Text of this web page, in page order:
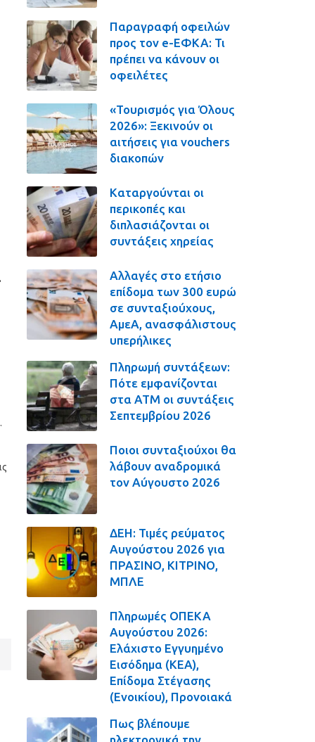
Παραγραφή οφειλών
προς τον e-ΕΦΚΑ: Τι
πρέπει να κάνουν οι
οφειλέτες
«Τουρισμός για Όλους
2026»: Ξεκινούν οι
αιτήσεις για vouchers
διακοπών
Καταργούνται οι
περικοπές και
διπλασιάζονται οι
συντάξεις χηρείας
Αλλαγές στο ετήσιο
επίδομα των 300 ευρώ
σε συνταξιούχους,
ΑμεΑ, ανασφάλιστους
υπερήλικες
Πληρωμή συντάξεων:
Πότε εμφανίζονται
στα ΑΤΜ οι συντάξεις
Σεπτεμβρίου 2026
Ποιοι συνταξιούχοι θα
λάβουν αναδρομικά
τον Αύγουστο 2026
ΔΕΗ: Τιμές ρεύματος
Αυγούστου 2026 για
ΠΡΑΣΙΝΟ, ΚΙΤΡΙΝΟ,
ΜΠΛΕ
Πληρωμές ΟΠΕΚΑ
Αυγούστου 2026:
Ελάχιστο Εγγυημένο
Εισόδημα (ΚΕΑ),
Επίδομα Στέγασης
(Ενοικίου), Προνοιακά
Πως βλέπουμε